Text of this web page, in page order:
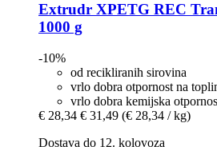
Extrudr XPETG REC
1000 g
-10%
od recikliranih sirovina
vrlo dobra otpornost na
vrlo dobra kemijska
€ 28,34 € 31,49 (€ 28,34 / kg)
Dostava do 12. kolovoza